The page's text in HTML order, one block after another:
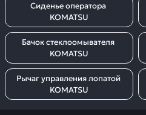
Сиденье оператора
KOMATSU
Бачок стеклоомывателя
KOMATSU
Рычаг управления лопатой
KOMATSU